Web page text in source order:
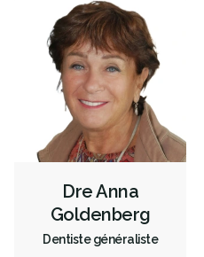
Hygiène préventive et nettoyages
dentaires)
Moins
Dre Anna
Goldenberg
Dentiste généraliste